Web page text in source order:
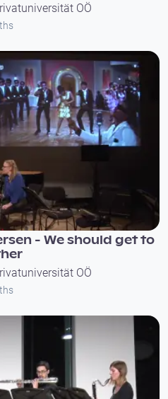
OÖ
- We should get to
OÖ